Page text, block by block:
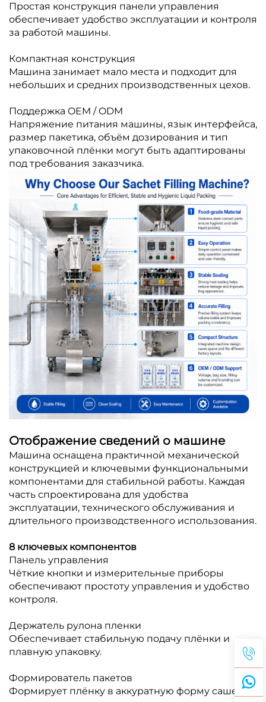
Простая конструкция панели управления
обеспечивает удобство эксплуатации и контроля
за работой машины.
Компактная конструкция
Машина занимает мало места и подходит для
небольших и средних производственных цехов.
Поддержка OEM / ODM
Напряжение питания машины, язык интерфейса,
размер пакетика, объём дозирования и тип
упаковочной плёнки могут быть адаптированы
под требования заказчика.
Отображение сведений о машине
Машина оснащена практичной механической
конструкцией и ключевыми функциональными
компонентами для стабильной работы. Каждая
часть спроектирована для удобства
эксплуатации, технического обслуживания и
длительного производственного использования.
8 ключевых компонентов
Панель управления
Чёткие кнопки и измерительные приборы
обеспечивают простоту управления и удобство
контроля.
Держатель рулона пленки
Обеспечивает стабильную подачу плёнки и
плавную упаковку.
Формирователь пакетов
Формирует плёнку в аккуратную форму саше